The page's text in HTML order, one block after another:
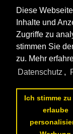
Diese
Inhalte und
Zugriffe zu
stimmen Sie
zu. Mehr
Datenschutz ,
Ich stimme
erlaube